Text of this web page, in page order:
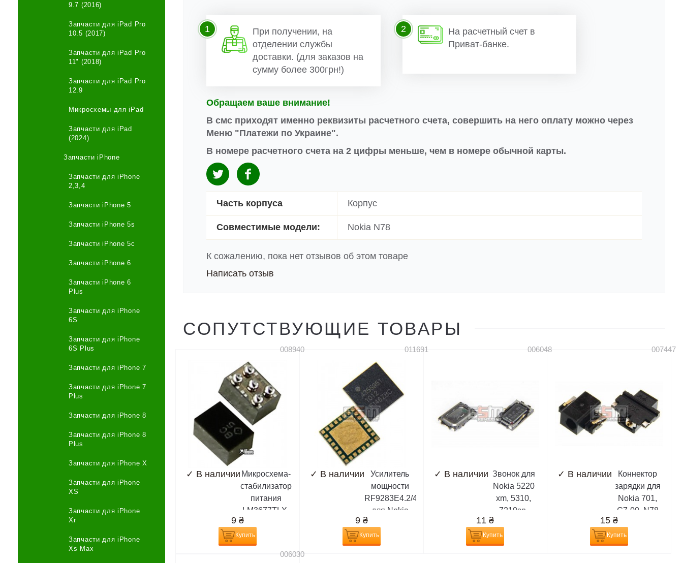
9.7 (2016)
Запчасти для iPad Pro
10.5 (2017)
Запчасти для iPad Pro
11" (2018)
Запчасти для iPad Pro
12.9
Микросхемы для iPad
Запчасти для iPad
(2024)
Запчасти iPhone
Запчасти для iPhone
2,3,4
Запчасти iPhone 5
Запчасти iPhone 5s
Запчасти iPhone 5c
Запчасти iPhone 6
Запчасти iPhone 6
Plus
Запчасти для iPhone
6S
Запчасти для iPhone
6S Plus
Запчасти для iPhone 7
Запчасти для iPhone 7
Plus
Запчасти для iPhone 8
Запчасти для iPhone 8
Plus
Запчасти для iPhone X
Запчасти для iPhone
XS
Запчасти для iPhone
Xr
Запчасти для iPhone
Xs Max
При получении, на
отделении службы
доставки. (для заказов на
сумму более 300грн!)
1
На расчетный счет в
Приват-банке.
2
Обращаем ваше внимание!
В смс приходят именно реквизиты расчетного счета, совершить на него оплату можно через
Меню "Платежи по Украине".
В номере расчетного счета на 2 цифры меньше, чем в номере обычной карты.
Часть корпуса Корпус
Совместимые модели: Nokia N78
К сожалению, пока нет отзывов об этом товаре
Написать отзыв
СОПУТСТВУЮЩИЕ ТОВАРЫ
008940
✓ В наличии Микросхема-
стабилизатор
питания
LM3677TLX-
1.82/4348537
5pin для
Nokia 3500,
3600s, 5228,
9 ₴
Купить
011691
✓ В наличии
Усилитель
мощности
RF9283E4.2/4355951
для Nokia
2730c, 3120c,
5610, 5700,
5800, 6120c,
9 ₴
Купить
006048
✓ В наличии Звонок для
Nokia 5220
xm, 5310,
7210sn,
7900, E66,
E71, N78,
11₴
Купить
007447
✓ В наличии
Коннектор
зарядки для
Nokia 701,
C7-00, N78
15₴
Купить
006030